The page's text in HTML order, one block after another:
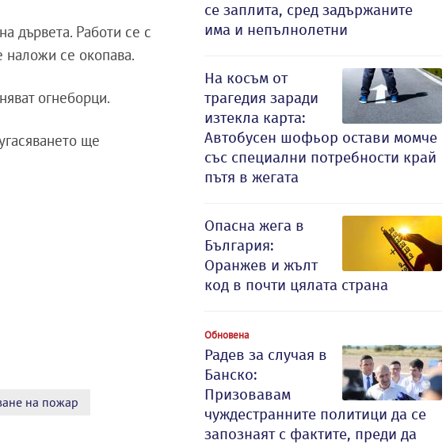
дървета. Работи се с
наложи се окопава.
огнеборци.
ще
на пожар
се заплита, сред задържаните
има и непълнолетни
На косъм от
трагедия заради
изтекла карта:
Автобусен шофьор остави момче
със специални потребности край
пътя в жегата
Опасна жега в
България:
Оранжев и жълт
код в почти цялата страна
Обновена
Радев за случая в
Банско:
Призовавам
чуждестранните политици да се
запознаят с фактите, преди да